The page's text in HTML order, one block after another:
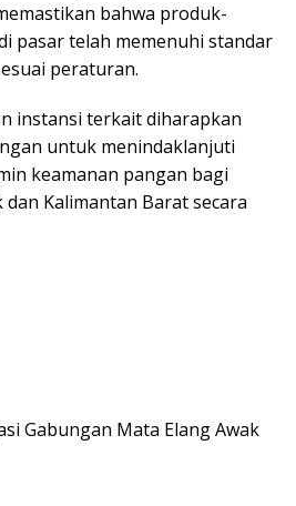
bahwa produk-
pasar telah memenuhi standar
peraturan.
instansi terkait diharapkan
untuk menindaklanjuti
keamanan pangan bagi
Kalimantan Barat secara
Gabungan Mata Elang Awak